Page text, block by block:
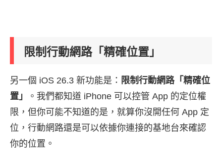
限制行動網路「精確位置」
另一個 iOS 26.3 新功能是： 限制行動網路「精確位
置」
。我們都知道 iPhone 可以控管 App 的定位權
限，但你可能不知道的是，就算你沒開任何 App 定
位，行動網路還是可以依據你連接的基地台來確認
你的位置。